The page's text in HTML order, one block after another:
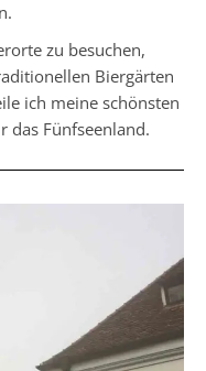
zu besuchen,
Biergärten
ich meine schönsten
das Fünfseenland.